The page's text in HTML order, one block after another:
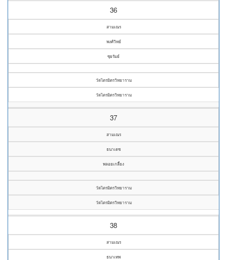
36
สามเณร
พงศ์วิทย์
ซุยรัมย์
วัดไตรมิตรวิทยาราม
วัดไตรมิตรวิทยาราม
37
สามเณร
ธนาเดช
พลอยเกลี้ยง
วัดไตรมิตรวิทยาราม
วัดไตรมิตรวิทยาราม
38
สามเณร
ธนาเทพ